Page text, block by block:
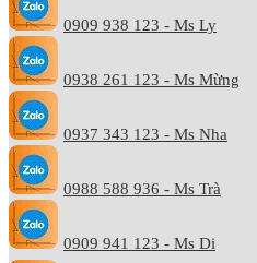
0909 938 123 - Ms Ly
0938 261 123 - Ms Mừng
0937 343 123 - Ms Nha
0988 588 936 - Ms Trà
0909 941 123 - Ms Di